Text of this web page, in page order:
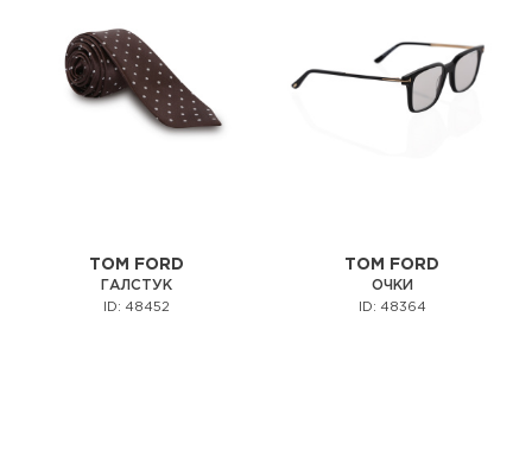
TOM FORD
ГАЛСТУК
ID: 48452
TOM FORD
ОЧКИ
ID: 48364